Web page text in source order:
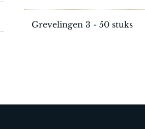
Grevelingen 3 - 50 stuks